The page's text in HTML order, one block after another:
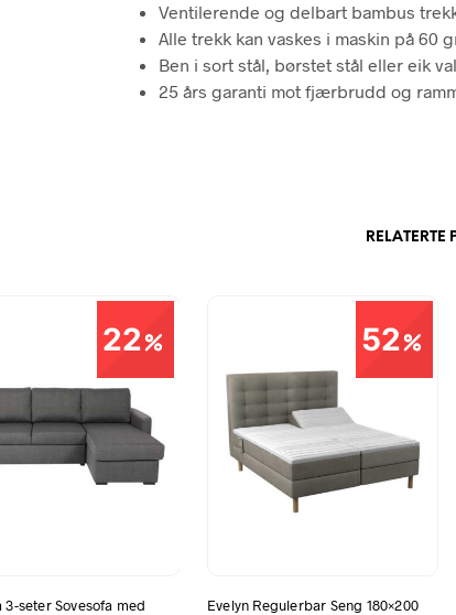
Ventilerende og delbart bambus
Alle trekk kan vaskes i maskin på 60
Ben i sort stål, børstet stål eller eik
25 års garanti mot fjærbrudd og
RELATERTE
22
3-seter Sovesofa med
52
Evelyn Regulerbar Seng 180×200